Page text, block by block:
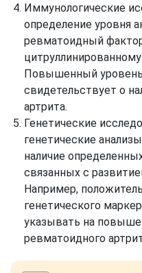
Иммунологические
определение уровня
ревматоидный
Повышенный уровень
свидетельствует о
артрита.
Генетические
генетические
наличие
связанных с
Например,
генетического
указывать на
ревматоидного